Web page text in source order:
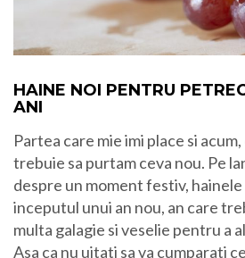
HAINE NOI PENTRU
ANI
Partea care mie imi place si
trebuie sa purtam ceva nou. Pe
despre un moment festiv, hainele
inceputul unui an nou, an care
multa galagie si veselie pentru a
Asa ca nu uitati sa va cumparati